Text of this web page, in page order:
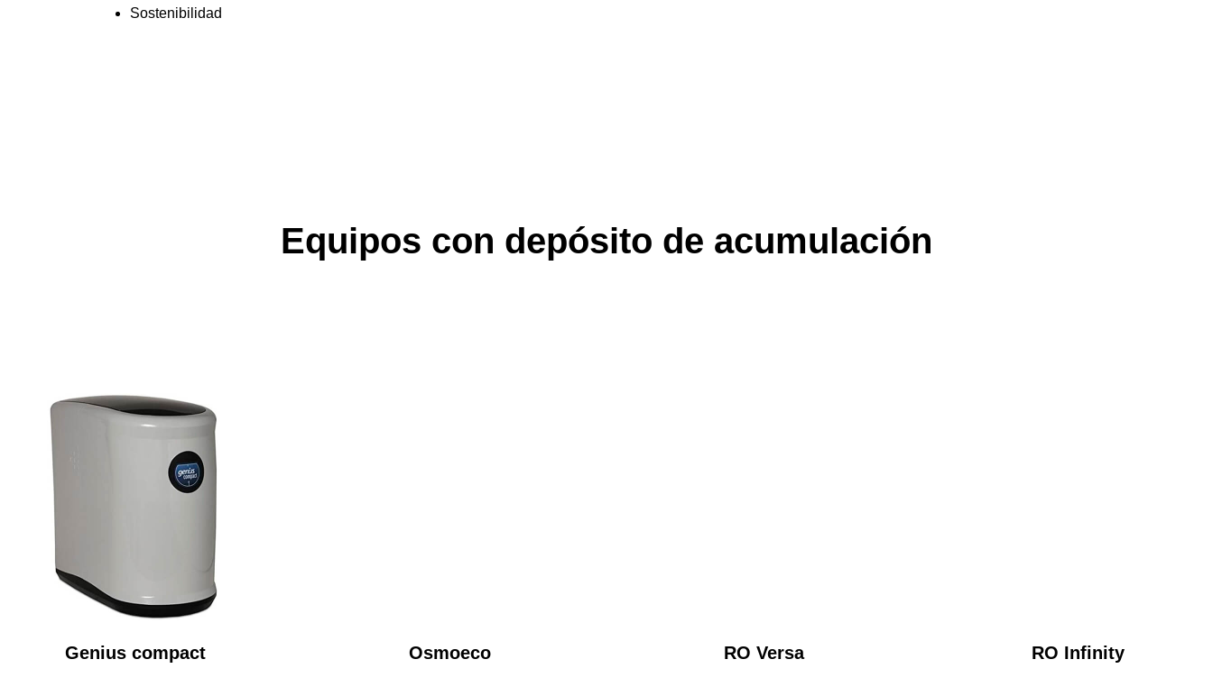
Sostenibilidad
Equipos con depósito de acumulación
Genius compact Osmoeco RO Versa RO Infinity